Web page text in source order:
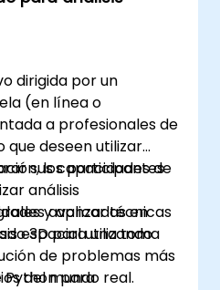
dirigida por un
(en línea o
a profesionales de
que deseen utilizar
sus capacidades de
análisis
y aplicar técnicas
3D para una toma
de problemas más
del mundo real.
los participantes
avanzadas en
espacial utilizando
Python para